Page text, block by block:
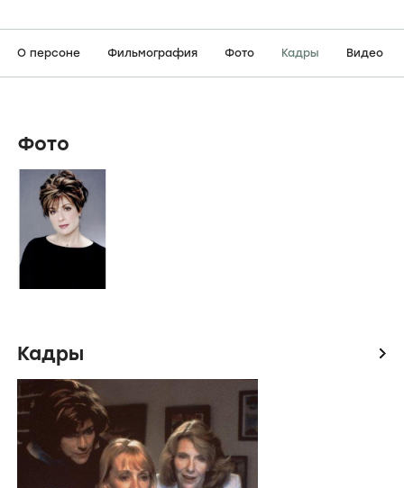
О персоне Фильмография Фото Кадры Видео
Фото
Кадры icon